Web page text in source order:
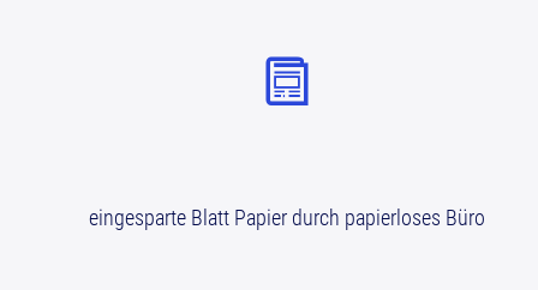
eingesparte Blatt Papier durch papierloses Büro